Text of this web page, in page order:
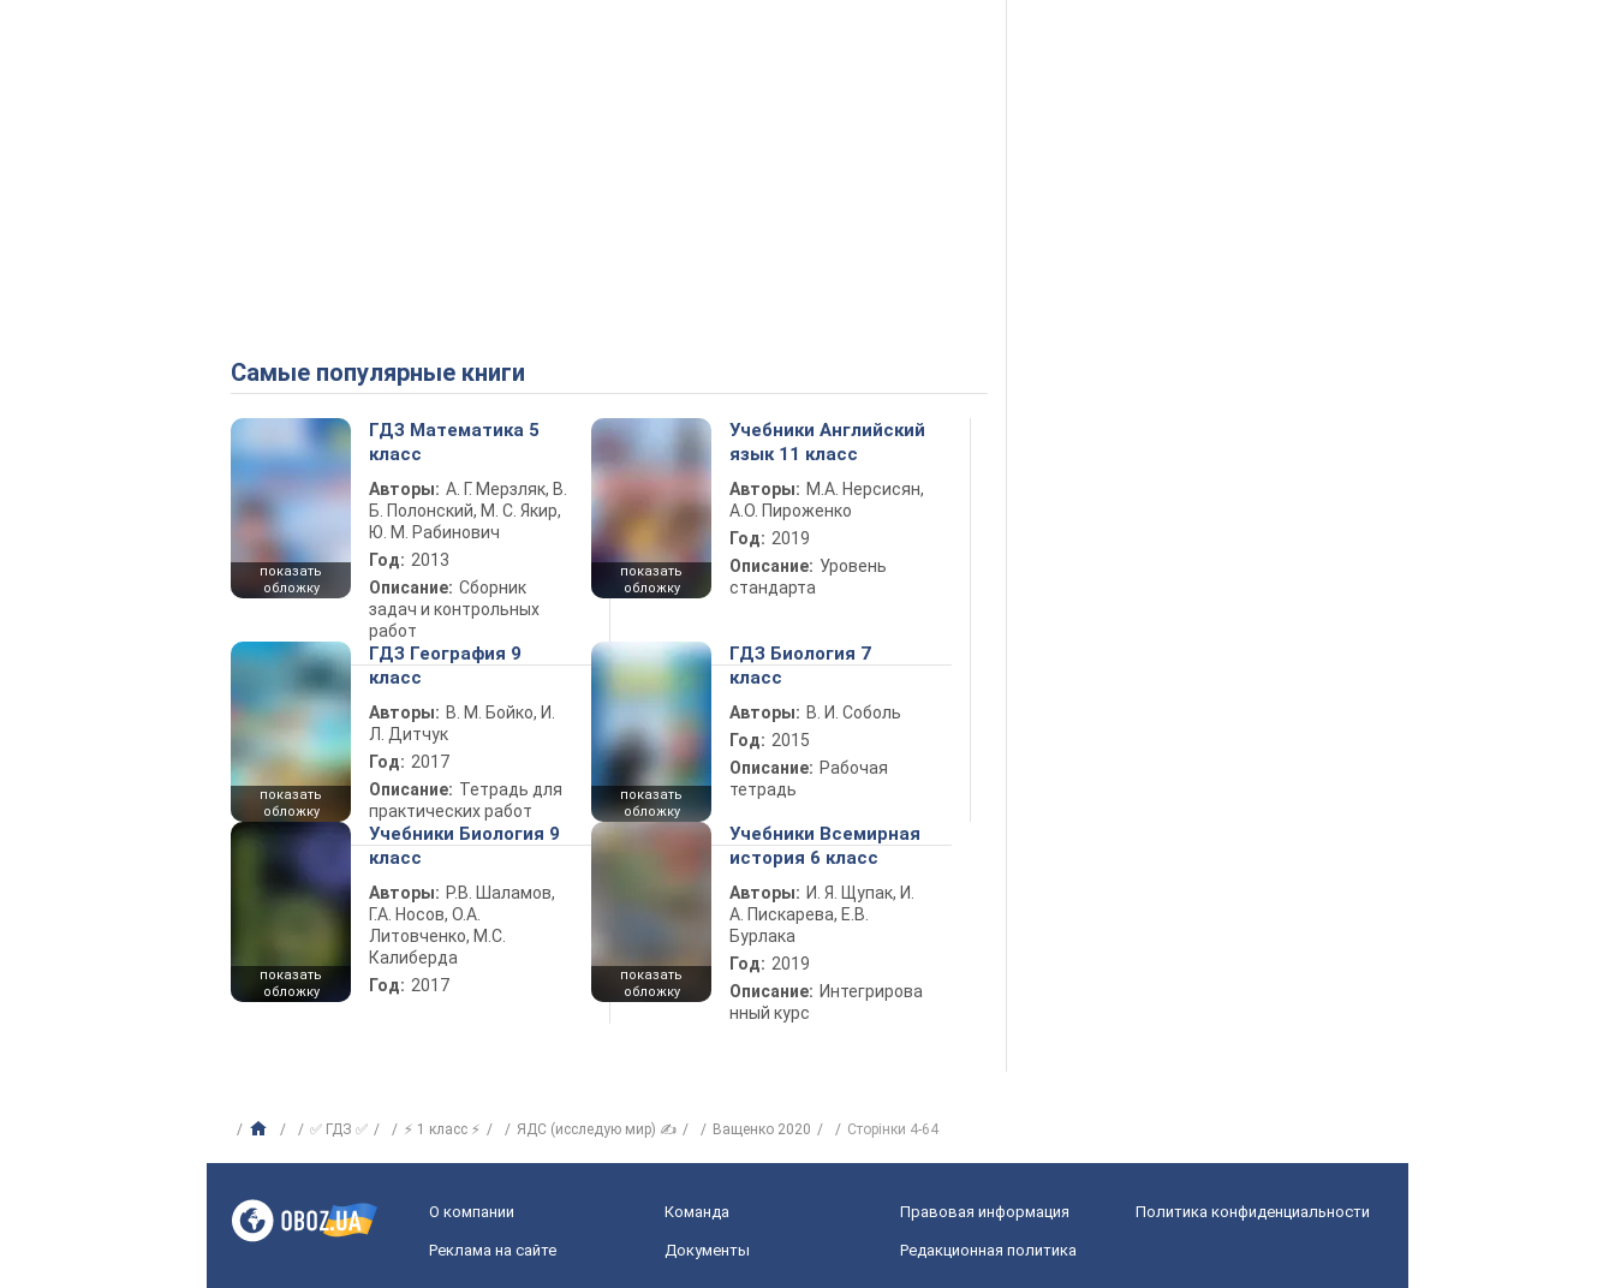
Самые популярные книги
показать
обложку
ГДЗ Математика 5
класс
Авторы: А. Г. Мерзляк, В.
Б. Полонский, М. С. Якир,
Ю. М. Рабинович
Год: 2013
Описание: Сборник
задач и контрольных
работ
показать
обложку
Учебники Английский
язык 11 класс
Авторы: М.А. Нерсисян,
А.О. Пироженко
Год: 2019
Описание: Уровень
стандарта
показать
обложку
ГДЗ География 9
класс
Авторы: В. М. Бойко, И.
Л. Дитчук
Год: 2017
Описание: Тетрадь для
практических работ
показать
обложку
ГДЗ Биология 7
класс
Авторы: В. И. Соболь
Год: 2015
Описание: Рабочая
тетрадь
показать
обложку
Учебники Биология 9
класс
Авторы: Р.В. Шаламов,
Г.А. Носов, О.А.
Литовченко, М.С.
Калиберда
Год: 2017
показать
обложку
Учебники Всемирная
история 6 класс
Авторы: И. Я. Щупак, И.
А. Пискарева, Е.В.
Бурлака
Год: 2019
Описание: Интегрирова
нный курс
✅ ГДЗ ✅ ⚡ 1 класс ⚡ ЯДС (исследую мир) ✍ Ващенко 2020 Сторінки 4-64
О компании Команда Правовая информация Политика конфиденциальности
Реклама на сайте Документы Редакционная политика